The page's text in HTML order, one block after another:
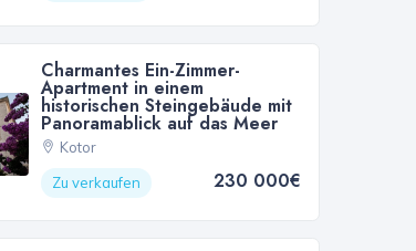
Charmantes Ein-Zimmer-
Apartment in einem
historischen Steingebäude mit
Panoramablick auf das Meer
Kotor
Zu verkaufen
230 000€